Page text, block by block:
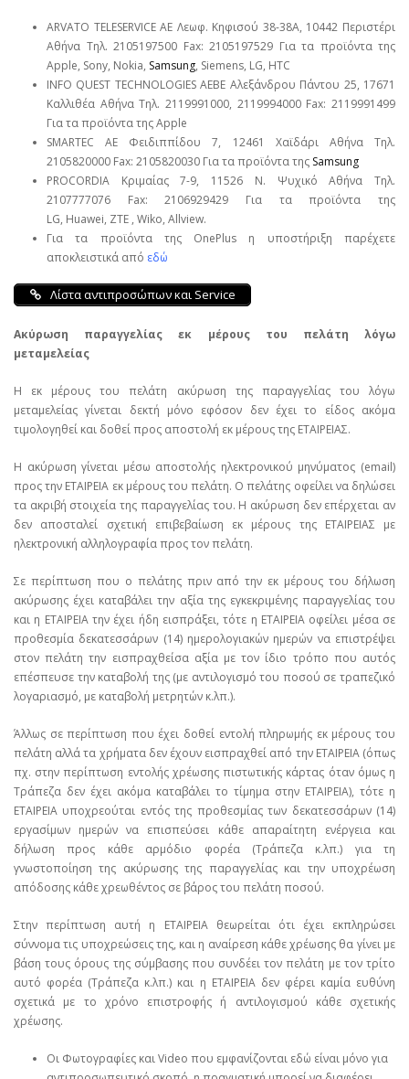
ARVATO TELESERVICE ΑΕ Λεωφ. Κηφισού 38-38Α, 10442 Περιστέρι
Αθήνα Τηλ. 2105197500 Fax: 2105197529 Για τα προϊόντα της
Apple, Sony, Nokia, Samsung, Siemens, LG, HTC
INFO QUEST TECHNOLOGIES ΑΕΒΕ Αλεξάνδρου Πάντου 25, 17671
Καλλιθέα Αθήνα Τηλ. 2119991000, 2119994000 Fax: 2119991499
Για τα προϊόντα της Apple
SMARTEC ΑΕ Φειδιππίδου 7, 12461 Χαϊδάρι Αθήνα Τηλ.
2105820000 Fax: 2105820030 Για τα προϊόντα της Samsung
PROCORDIA Κριμαίας 7-9, 11526 Ν. Ψυχικό Αθήνα Τηλ.
2107777076 Fax: 2106929429 Για τα προϊόντα της
LG, Huawei, ΖΤΕ , Wiko, Allview.
Για τα προϊόντα της OnePlus η υποστήριξη παρέχετε
αποκλειστικά από εδώ
Λίστα αντιπροσώπων και Service
Ακύρωση παραγγελίας εκ μέρους του πελάτη λόγω
μεταμελείας
Η εκ μέρους του πελάτη ακύρωση της παραγγελίας του λόγω
μεταμελείας γίνεται δεκτή μόνο εφόσον δεν έχει το είδος ακόμα
τιμολογηθεί και δοθεί προς αποστολή εκ μέρους της ΕΤΑΙΡΕΙΑΣ.
Η ακύρωση γίνεται μέσω αποστολής ηλεκτρονικού μηνύματος (email)
προς την ΕΤΑΙΡΕΙΑ εκ μέρους του πελάτη. Ο πελάτης οφείλει να δηλώσει
τα ακριβή στοιχεία της παραγγελίας του. Η ακύρωση δεν επέρχεται αν
δεν αποσταλεί σχετική επιβεβαίωση εκ μέρους της ΕΤΑΙΡΕΙΑΣ με
ηλεκτρονική αλληλογραφία προς τον πελάτη.
Σε περίπτωση που ο πελάτης πριν από την εκ μέρους του δήλωση
ακύρωσης έχει καταβάλει την αξία της εγκεκριμένης παραγγελίας του
και η ΕΤΑΙΡΕΙΑ την έχει ήδη εισπράξει, τότε η ΕΤΑΙΡΕΙΑ οφείλει μέσα σε
προθεσμία δεκατεσσάρων (14) ημερολογιακών ημερών να επιστρέψει
στον πελάτη την εισπραχθείσα αξία με τον ίδιο τρόπο που αυτός
επέσπευσε την καταβολή της (με αντιλογισμό του ποσού σε τραπεζικό
λογαριασμό, με καταβολή μετρητών κ.λπ.).
Άλλως σε περίπτωση που έχει δοθεί εντολή πληρωμής εκ μέρους του
πελάτη αλλά τα χρήματα δεν έχουν εισπραχθεί από την ΕΤΑΙΡΕΙΑ (όπως
πχ. στην περίπτωση εντολής χρέωσης πιστωτικής κάρτας όταν όμως η
Τράπεζα δεν έχει ακόμα καταβάλει το τίμημα στην ΕΤΑΙΡΕΙΑ), τότε η
ΕΤΑΙΡΕΙΑ υποχρεούται εντός της προθεσμίας των δεκατεσσάρων (14)
εργασίμων ημερών να επισπεύσει κάθε απαραίτητη ενέργεια και
δήλωση προς κάθε αρμόδιο φορέα (Τράπεζα κ.λπ.) για τη
γνωστοποίηση της ακύρωσης της παραγγελίας και την υποχρέωση
απόδοσης κάθε χρεωθέντος σε βάρος του πελάτη ποσού.
Στην περίπτωση αυτή η ΕΤΑΙΡΕΙΑ θεωρείται ότι έχει εκπληρώσει
σύννομα τις υποχρεώσεις της, και η αναίρεση κάθε χρέωσης θα γίνει με
βάση τους όρους της σύμβασης που συνδέει τον πελάτη με τον τρίτο
αυτό φορέα (Τράπεζα κ.λπ.) και η ΕΤΑΙΡΕΙΑ δεν φέρει καμία ευθύνη
σχετικά με το χρόνο επιστροφής ή αντιλογισμού κάθε σχετικής
χρέωσης.
Οι Φωτογραφίες και Video που εμφανίζονται εδώ είναι μόνο για